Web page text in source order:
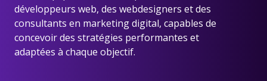
développeurs web, des webdesigners et des
consultants en marketing digital, capables de
concevoir des stratégies performantes et
adaptées à chaque objectif.